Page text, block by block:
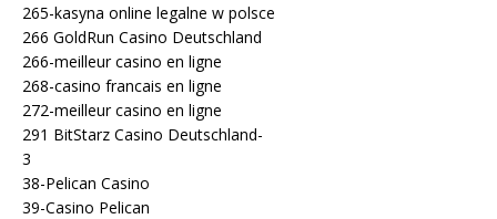
265-kasyna online legalne w polsce
266 GoldRun Casino Deutschland
266-meilleur casino en ligne
268-casino francais en ligne
272-meilleur casino en ligne
291 BitStarz Casino Deutschland-
3
38-Pelican Casino
39-Casino Pelican